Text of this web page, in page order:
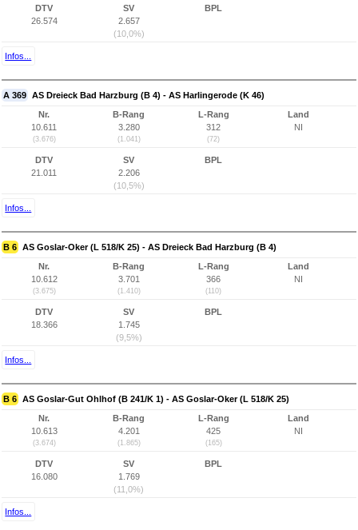
DTV
26.574
SV
2.657
(10,0%)
BPL
Infos...
A 369 AS Dreieck Bad Harzburg (B 4) - AS Harlingerode (K 46)
Nr.
10.611
(3.676)
B-Rang
3.280
(1.041)
L-Rang
312
(72)
Land
NI
DTV
21.011
SV
2.206
(10,5%)
BPL
Infos...
B 6 AS Goslar-Oker (L 518/K 25) - AS Dreieck Bad Harzburg (B 4)
Nr.
10.612
(3.675)
B-Rang
3.701
(1.410)
L-Rang
366
(110)
Land
NI
DTV
18.366
SV
1.745
(9,5%)
BPL
Infos...
B 6 AS Goslar-Gut Ohlhof (B 241/K 1) - AS Goslar-Oker (L 518/K 25)
Nr.
10.613
(3.674)
B-Rang
4.201
(1.865)
L-Rang
425
(165)
Land
NI
DTV
16.080
SV
1.769
(11,0%)
BPL
Infos...